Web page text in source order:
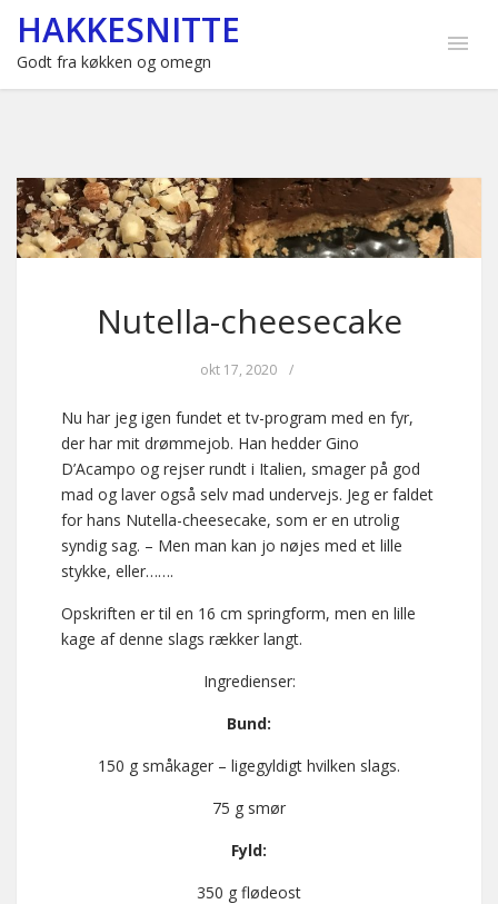
HAKKESNITTE
Godt fra køkken og omegn
Nutella-cheesecake
okt 17, 2020 /
Nu har jeg igen fundet et tv-program med en fyr,
der har mit drømmejob. Han hedder Gino
D’Acampo og rejser rundt i Italien, smager på god
mad og laver også selv mad undervejs. Jeg er faldet
for hans Nutella-cheesecake, som er en utrolig
syndig sag. – Men man kan jo nøjes med et lille
stykke, eller…….
Opskriften er til en 16 cm springform, men en lille
kage af denne slags rækker langt.
Ingredienser:
Bund:
150 g småkager – ligegyldigt hvilken slags.
75 g smør
Fyld:
350 g flødeost